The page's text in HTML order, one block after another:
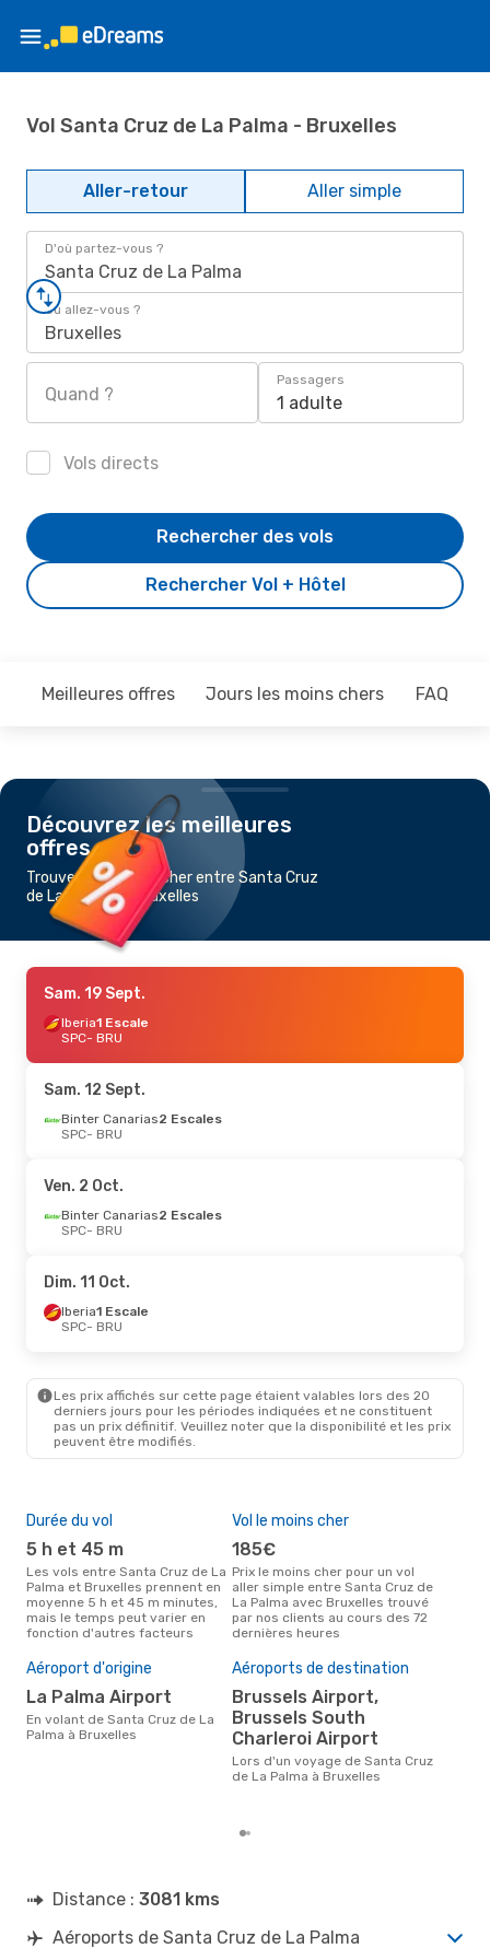
Vol Santa Cruz de La Palma - Bruxelles
Aller-retour Aller simple
D'où partez-vous ?
Santa Cruz de La Palma
Où allez-vous ?
Bruxelles
Quand ?
Passagers
1 adulte
Vols directs
Rechercher Vol + Hôtel
Rechercher des vols
Meilleures offres Jours les moins chers FAQ
Découvrez les meilleures
offres
Trouvez un vol pas cher entre Santa Cruz
de La Palma et Bruxelles
Sam. 19 Sept.
Iberia1 Escale
SPC- BRU
Sam. 12 Sept.
Binter Canarias2 Escales
SPC- BRU
Ven. 2 Oct.
Binter Canarias2 Escales
SPC- BRU
Dim. 11 Oct.
Iberia1 Escale
SPC- BRU
Les prix affichés sur cette page étaient valables lors des 20
derniers jours pour les périodes indiquées et ne constituent
pas un prix définitif. Veuillez noter que la disponibilité et les prix
peuvent être modifiés.
Durée du vol
5 h et 45 m
Les vols entre Santa Cruz de La
Palma et Bruxelles prennent en
moyenne 5 h et 45 m minutes,
mais le temps peut varier en
fonction d'autres facteurs
Vol le moins cher
185€
Prix le moins cher pour un vol
aller simple entre Santa Cruz de
La Palma avec Bruxelles trouvé
par nos clients au cours des 72
dernières heures
Aéroport d'origine
La Palma Airport
En volant de Santa Cruz de La
Palma à Bruxelles
Aéroports de destination
Brussels Airport,
Brussels South
Charleroi Airport
Lors d'un voyage de Santa Cruz
de La Palma à Bruxelles
Distance : 3081 kms
Aéroports de Santa Cruz de La Palma